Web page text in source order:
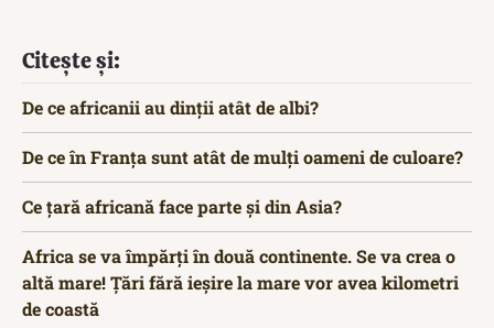
Citește și:
De ce africanii au dinții atât de albi?
De ce în Franța sunt atât de mulți oameni de culoare?
Ce țară africană face parte și din Asia?
Africa se va împărți în două continente. Se va crea o
altă mare! Țări fără ieșire la mare vor avea kilometri
de coastă